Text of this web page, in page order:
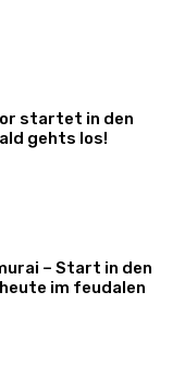
startet in den
gehts los!
– Start in den
im feudalen